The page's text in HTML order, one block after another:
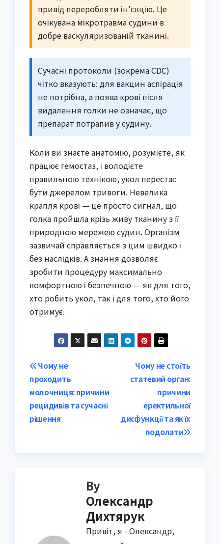
привід переробляти ін’єкцію. Це
очікувана мікротравма судини в
добре васкуляризованій тканині.
Сучасні протоколи (зокрема CDC)
чітко вказують: для вакцин аспірація
не потрібна, а поява крові після
видалення голки не означає, що
препарат потрапив у судину.
Коли ви знаєте анатомію, розумієте, як
працює гемостаз, і володієте
правильною технікою, укол перестає
бути джерелом тривоги. Невелика
крапля крові — це просто сигнал, що
голка пройшла крізь живу тканину з її
природною мережею судин. Організм
зазвичай справляється з цим швидко і
без наслідків. А знання дозволяє
зробити процедуру максимально
комфортною і безпечною — як для того,
хто робить укол, так і для того, хто його
отримує.
Post
navigation
Чому не стоїть
статевий орган:
причини
еректильної
дисфункції та як їх
подолати
Чому не
проходить
молочниця: причини
рецидивів та сучасні
рішення
By
Олександр
Дихтярук
Привіт, я - Олександр,